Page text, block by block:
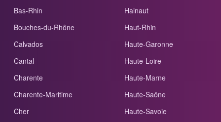
Bas-Rhin
Bouches-du-Rhône
Calvados
Cantal
Charente
Charente-Maritime
Cher
Hainaut
Haut-Rhin
Haute-Garonne
Haute-Loire
Haute-Marne
Haute-Saône
Haute-Savoie